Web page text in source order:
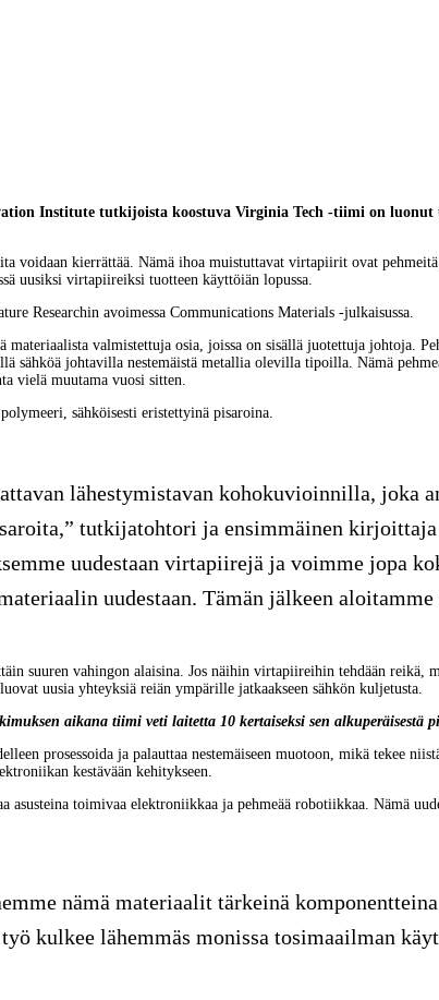
Institute tutkijoista koostuva Virginia Tech -tiimi on luonut
voidaan kierrättää. Nämä ihoa muistuttavat virtapiirit ovat
uusiksi virtapiireiksi tuotteen käyttöiän lopussa.
Researchin avoimessa Communications Materials -julkaisussa.
materiaalista valmistettuja osia, joissa on sisällä juotettuja johtoja.
johtavilla nestemäistä metallia olevilla tipoilla. Nämä
vielä muutama vuosi sitten.
sähköisesti eristettyinä pisaroina.
lähestymistavan kohokuvioinnilla, joka
tutkijatohtori ja ensimmäinen kirjoittaja
uudestaan virtapiirejä ja voimme jopa
uudestaan. Tämän jälkeen aloitamme
suuren vahingon alaisina. Jos näihin virtapiireihin tehdään reikä,
uusia yhteyksiä reiän ympärille jatkaakseen sähkön kuljetusta.
aikana tiimi veti laitetta 10 kertaiseksi sen alkuperäisestä
prosessoida ja palauttaa nestemäiseen muotoon, mikä tekee
kestävään kehitykseen.
toimivaa elektroniikkaa ja pehmeää robotiikkaa. Nämä
nämä materiaalit tärkeinä
kulkee lähemmäs monissa tosimaailman